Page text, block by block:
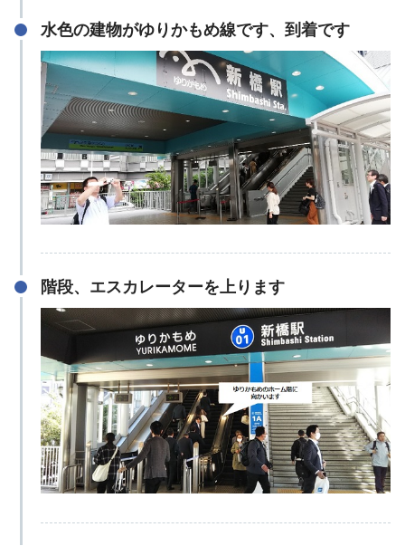
水色の建物がゆりかもめ線です、到着です
階段、エスカレーターを上ります